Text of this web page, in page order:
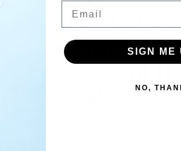
Ritzy Nails
geelilakka
475, 9 ml
SIGN ME
NO,